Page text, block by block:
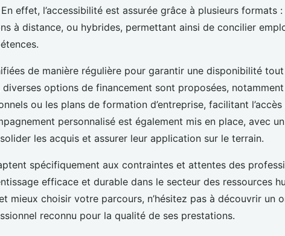
effet, l’accessibilité est assurée grâce à plusieurs formats :
à distance, ou hybrides, permettant ainsi de concilier
de manière régulière pour garantir une disponibilité
diverses options de financement sont proposées,
ou les plans de formation d’entreprise, facilitant l’accès
personnalisé est également mis en place, avec
les acquis et assurer leur application sur le terrain.
spécifiquement aux contraintes et attentes des
efficace et durable dans le secteur des ressources
mieux choisir votre parcours, n’hésitez pas à découvrir un
reconnu pour la qualité de ses prestations.